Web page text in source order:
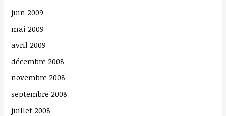
:juin 2009
mai 2009
avril 2009
décembre 2008
novembre 2008
septembre 2008
juillet 2008